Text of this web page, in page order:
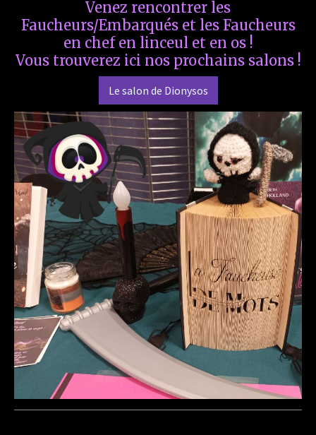
Venez rencontrer les
Faucheurs/Embarqués et les Faucheurs
en chef en linceul et en os !
Vous trouverez ici nos prochains salons !
Le salon de Dionysos